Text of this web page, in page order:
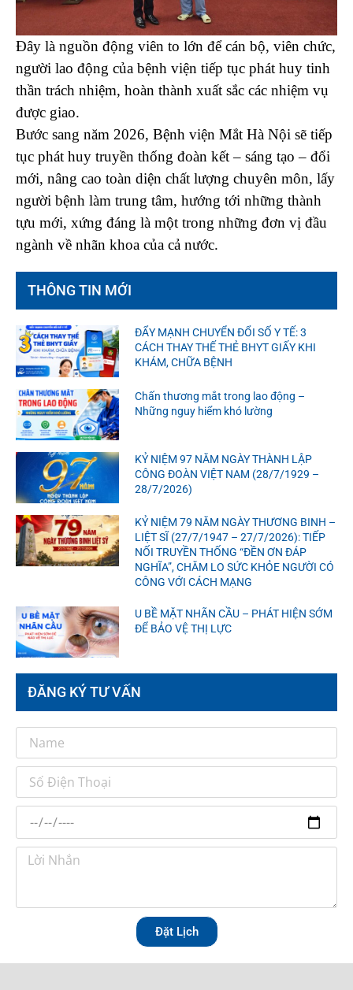
Đây là nguồn động viên to lớn để cán bộ, viên chức,
người lao động của bệnh viện tiếp tục phát huy tinh
thần trách nhiệm, hoàn thành xuất sắc các nhiệm vụ
được giao.
Bước sang năm 2026, Bệnh viện Mắt Hà Nội sẽ tiếp
tục phát huy truyền thống đoàn kết – sáng tạo – đổi
mới, nâng cao toàn diện chất lượng chuyên môn, lấy
người bệnh làm trung tâm, hướng tới những thành
tựu mới, xứng đáng là một trong những đơn vị đầu
ngành về nhãn khoa của cả nước.
THÔNG TIN MỚI
ĐẨY MẠNH CHUYỂN ĐỔI SỐ Y TẾ: 3
CÁCH THAY THẾ THẺ BHYT GIẤY KHI
KHÁM, CHỮA BỆNH
Chấn thương mắt trong lao động –
Những nguy hiểm khó lường
KỶ NIỆM 97 NĂM NGÀY THÀNH LẬP
CÔNG ĐOÀN VIỆT NAM (28/7/1929 –
28/7/2026)
KỶ NIỆM 79 NĂM NGÀY THƯƠNG BINH –
LIỆT SĨ (27/7/1947 – 27/7/2026): TIẾP
NỐI TRUYỀN THỐNG “ĐỀN ƠN ĐÁP
NGHĨA”, CHĂM LO SỨC KHỎE NGƯỜI CÓ
CÔNG VỚI CÁCH MẠNG
U BỀ MẶT NHÃN CẦU – PHÁT HIỆN SỚM
ĐỂ BẢO VỆ THỊ LỰC
ĐĂNG KÝ TƯ VẤN
Đặt Lịch